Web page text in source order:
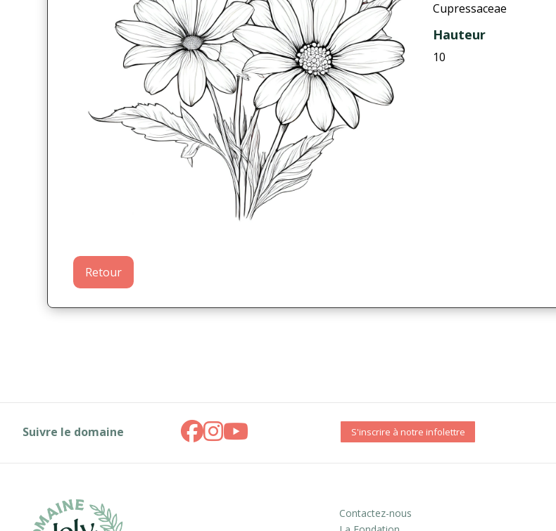
Cupressaceae
Hauteur
10
Retour
Suivre le domaine S'inscrire à notre infolettre
Contactez-nous